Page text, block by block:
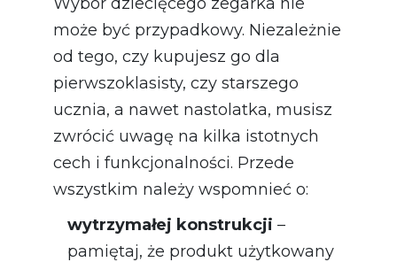
może być przypadkowy. Niezależnie
od tego, czy kupujesz go dla
pierwszoklasisty, czy starszego
ucznia, a nawet nastolatka, musisz
zwrócić uwagę na kilka istotnych
cech i funkcjonalności. Przede
wszystkim należy wspomnieć o:
wytrzymałej konstrukcji –
pamiętaj, że produkt użytkowany